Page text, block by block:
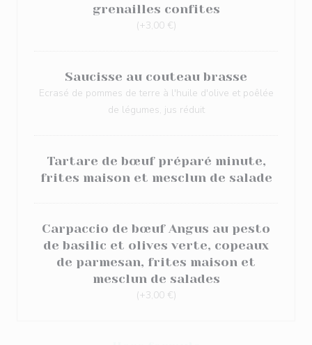
grenailles confites
(+3,00 €)
Saucisse au couteau brasse
Ecrasé de pommes de terre à l'huile d'olive et poêlée
de légumes, jus réduit
Tartare de bœuf préparé minute,
frites maison et mesclun de salade
Carpaccio de bœuf Angus au pesto
de basilic et olives verte, copeaux
de parmesan, frites maison et
mesclun de salades
(+3,00 €)